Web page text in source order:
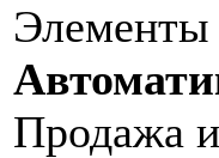
Элементы
Продажа